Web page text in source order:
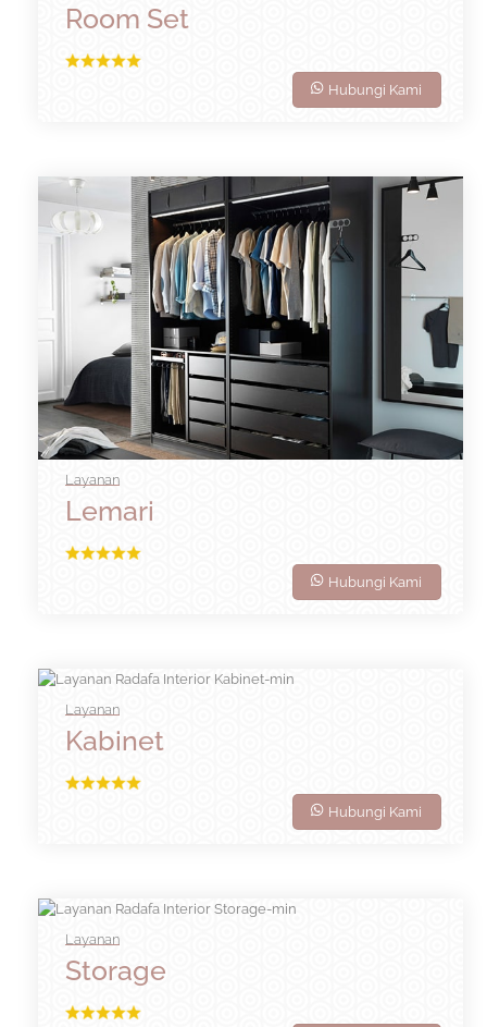
Room Set
Hubungi Kami
Layanan
Lemari
Hubungi Kami
Layanan
Kabinet
Hubungi Kami
Layanan
Storage